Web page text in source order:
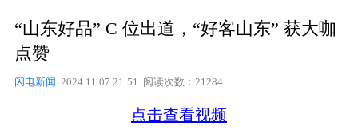
“山东好品” C 位出道，“好客山东” 获大咖
点赞
闪电新闻 2024.11.07 21:51 阅读次数：21284
点击查看视频